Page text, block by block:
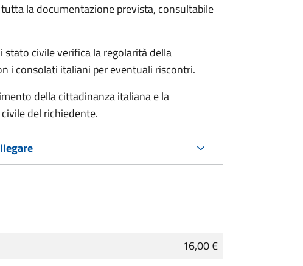
la documentazione prevista, consultabile
civile verifica la regolarità della
i consolati italiani per eventuali riscontri.
della cittadinanza italiana e la
del richiedente.
16,00 €